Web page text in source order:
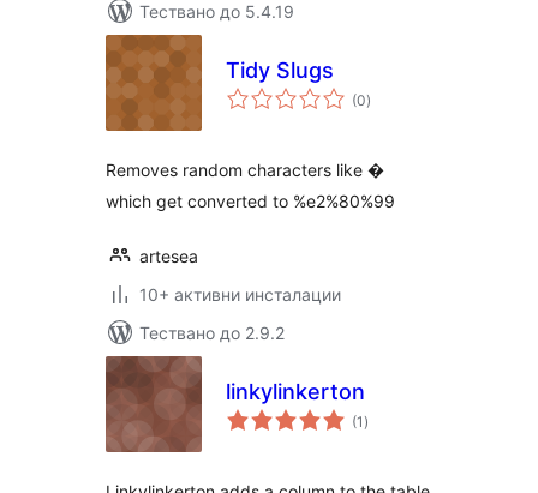
Тествано до 5.4.19
Tidy Slugs
(0общо
оценки
)
Removes random characters like �
which get converted to %e2%80%99
artesea
10+ активни инсталации
Тествано до 2.9.2
linkylinkerton
(1 общо
оценки
)